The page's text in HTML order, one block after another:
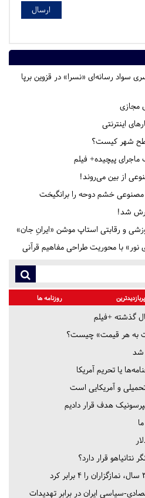
سواد رسانه‌ای «نسرا» در قزوین برپا
مجازی
اینترنتی
شهر کیست؟
پیچیده+ فیلم
از بین می‌روند!
خشم دوحه را برانگیخت
شد!
و رقابتی استاپ موشن «ایرانِ جان»
نور» با محوریت طراحی مفاهیم قرآنی
پربازدیدترین روزنامه ها
به هر قیمت» چیست؟
شد
یا تحریم‌ آمریکا
و آمریکایی است
هدف قرار دادیم
قرار دارد؟
سیاسی ایران در برابر تهدیدات